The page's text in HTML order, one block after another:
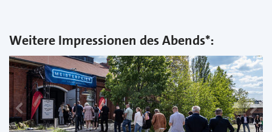
Weitere Impressionen des Abends*:
zurück